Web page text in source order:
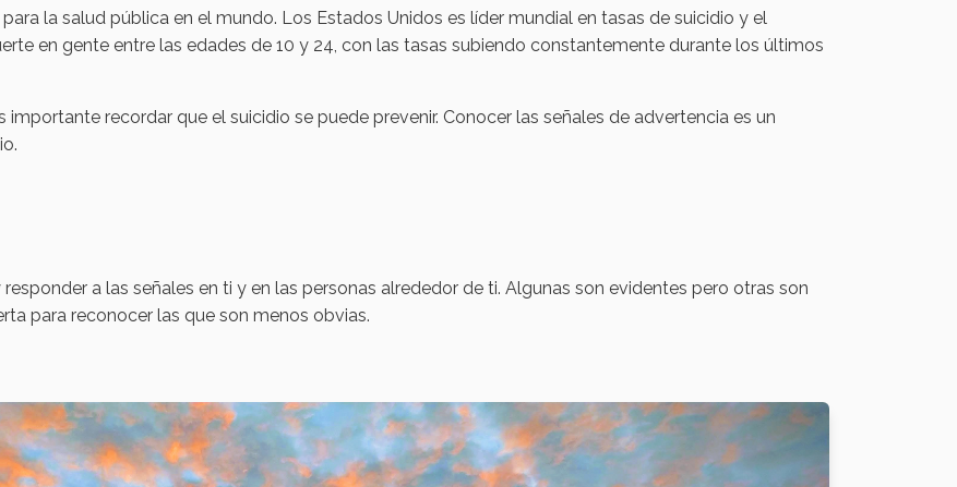
la salud pública en el mundo. Los Estados Unidos es líder mundial en tasas de suicidio y el
en gente entre las edades de 10 y 24, con las tasas subiendo constantemente durante los últimos
recordar que el suicidio se puede prevenir. Conocer las señales de advertencia es un
a las señales en ti y en las personas alrededor de ti. Algunas son evidentes pero otras son
para reconocer las que son menos obvias.